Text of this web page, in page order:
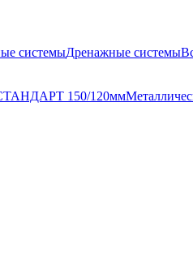
системыДренажные системы
СТАНДАРТ 150/120мм